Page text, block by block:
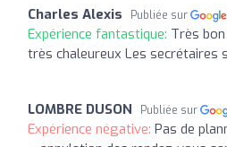
Charles Alexis Publiée sur
Expérience fantastique: Très
très chaleureux Les secrétaires
LOMBRE DUSON Publiée sur
Expérience négative: Pas de